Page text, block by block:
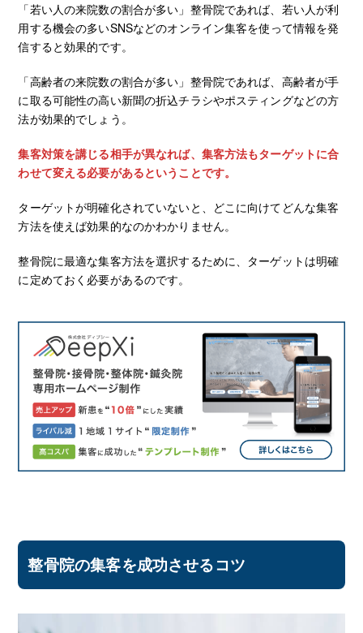
「若い人の来院数の割合が多い」整骨院であれば、若い人が利
用する機会の多いSNSなどのオンライン集客を使って情報を発
信すると効果的です。
「高齢者の来院数の割合が多い」整骨院であれば、高齢者が手
に取る可能性の高い新聞の折込チラシやポスティングなどの方
法が効果的でしょう。
集客対策を講じる相手が異なれば、集客方法もターゲットに合
わせて変える必要があるということです。
ターゲットが明確化されていないと、どこに向けてどんな集客
方法を使えば効果的なのかわかりません。
整骨院に最適な集客方法を選択するために、ターゲットは明確
に定めておく必要があるのです。
整骨院の集客を成功させるコツ